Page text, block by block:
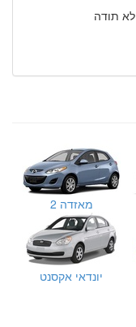
לא תודה
מאזדה 2
יונדאי אקסנט